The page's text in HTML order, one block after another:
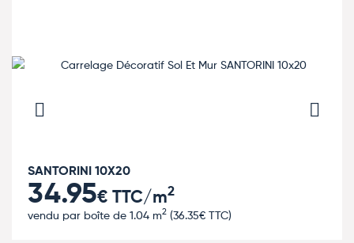
SANTORINI 10X20
34.95€ TTC/m2
vendu par boîte de 1.04 m2 (36.35€ TTC)